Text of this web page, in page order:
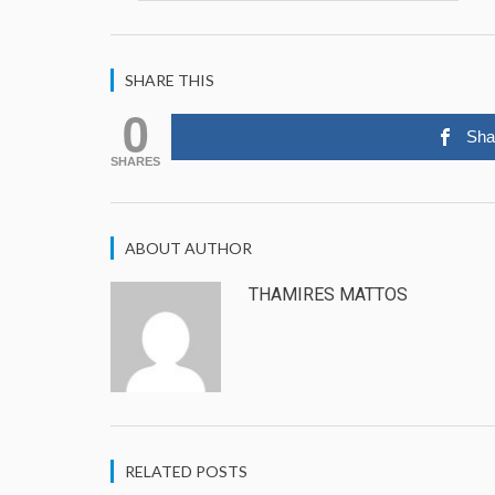
SHARE THIS
0
SHARES
ABOUT AUTHOR
THAMIRES MATTOS
RELATED POSTS